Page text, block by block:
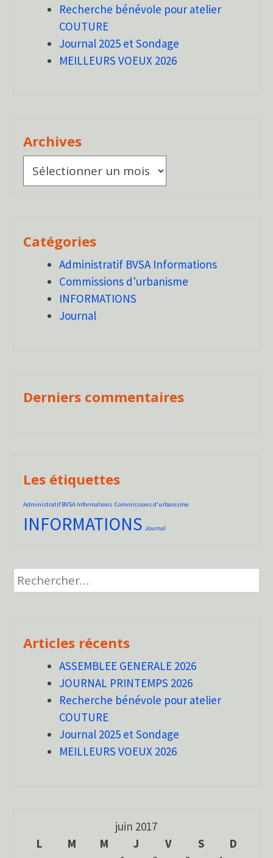
Recherche bénévole pour atelier
COUTURE
Journal 2025 et Sondage
MEILLEURS VOEUX 2026
Archives
Archives
Catégories
Administratif BVSA Informations
Commissions d'urbanisme
INFORMATIONS
Journal
Derniers commentaires
Les étiquettes
Administratif BVSA Informations Commissions d'urbanisme
INFORMATIONS Journal
Rechercher :
Articles récents
ASSEMBLEE GENERALE 2026
JOURNAL PRINTEMPS 2026
Recherche bénévole pour atelier
COUTURE
Journal 2025 et Sondage
MEILLEURS VOEUX 2026
juin 2017
L
M M J V S
D